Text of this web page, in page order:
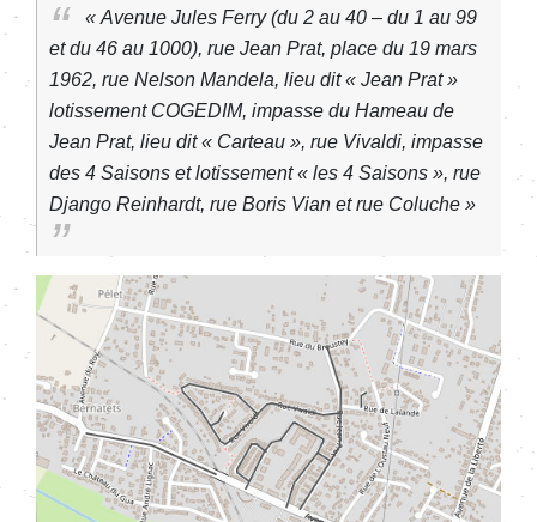
« Avenue Jules Ferry (du 2 au 40 – du 1 au 99
et du 46 au 1000), rue Jean Prat, place du 19 mars
1962, rue Nelson Mandela, lieu dit « Jean Prat »
lotissement COGEDIM, impasse du Hameau de
Jean Prat, lieu dit « Carteau », rue Vivaldi, impasse
des 4 Saisons et lotissement « les 4 Saisons », rue
Django Reinhardt, rue Boris Vian et rue Coluche »